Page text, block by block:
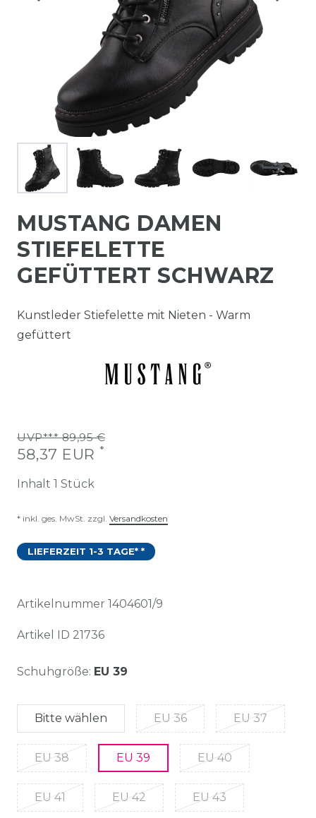
MUSTANG DAMEN
STIEFELETTE
GEFÜTTERT SCHWARZ
Kunstleder Stiefelette mit Nieten - Warm
gefüttert
UVP*** 89,95 €
58,37 EUR *
Inhalt 1 Stück
* inkl. ges. MwSt. zzgl. Versandkosten
LIEFERZEIT 1-3 TAGE* *
Artikelnummer 1404601/9
Artikel ID 21736
Schuhgröße: EU 39
Bitte wählen EU 36 EU 37
EU 38 EU 39 EU 40
EU 41 EU 42 EU 43